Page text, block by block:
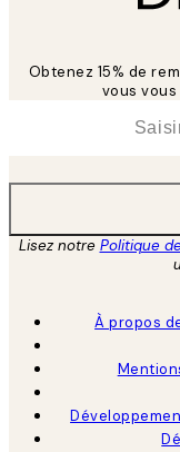
Obtenez 15% de
vous
Lisez notre Politique
À propos